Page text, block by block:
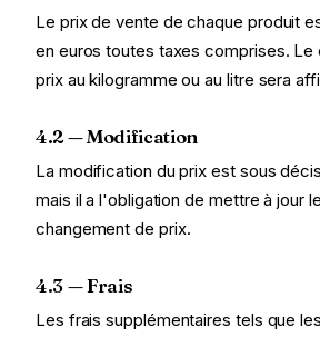
Le prix de vente de chaque produit
en euros toutes taxes comprises. Le
prix au kilogramme ou au litre sera
4.2 — Modification
La modification du prix est sous
mais il a l'obligation de mettre à jour
changement de prix.
4.3 — Frais
Les frais supplémentaires tels que